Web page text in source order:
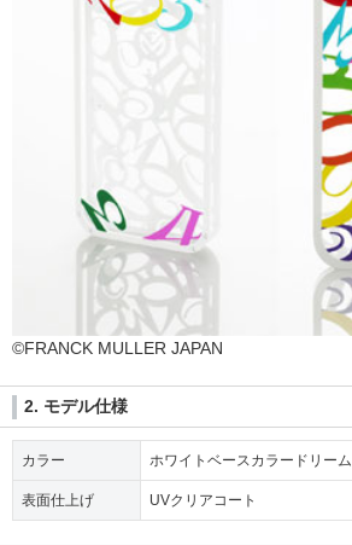
©FRANCK MULLER JAPAN
2. モデル仕様
カラー ホワイトベースカラードリーム
表面仕上げ UVクリアコート